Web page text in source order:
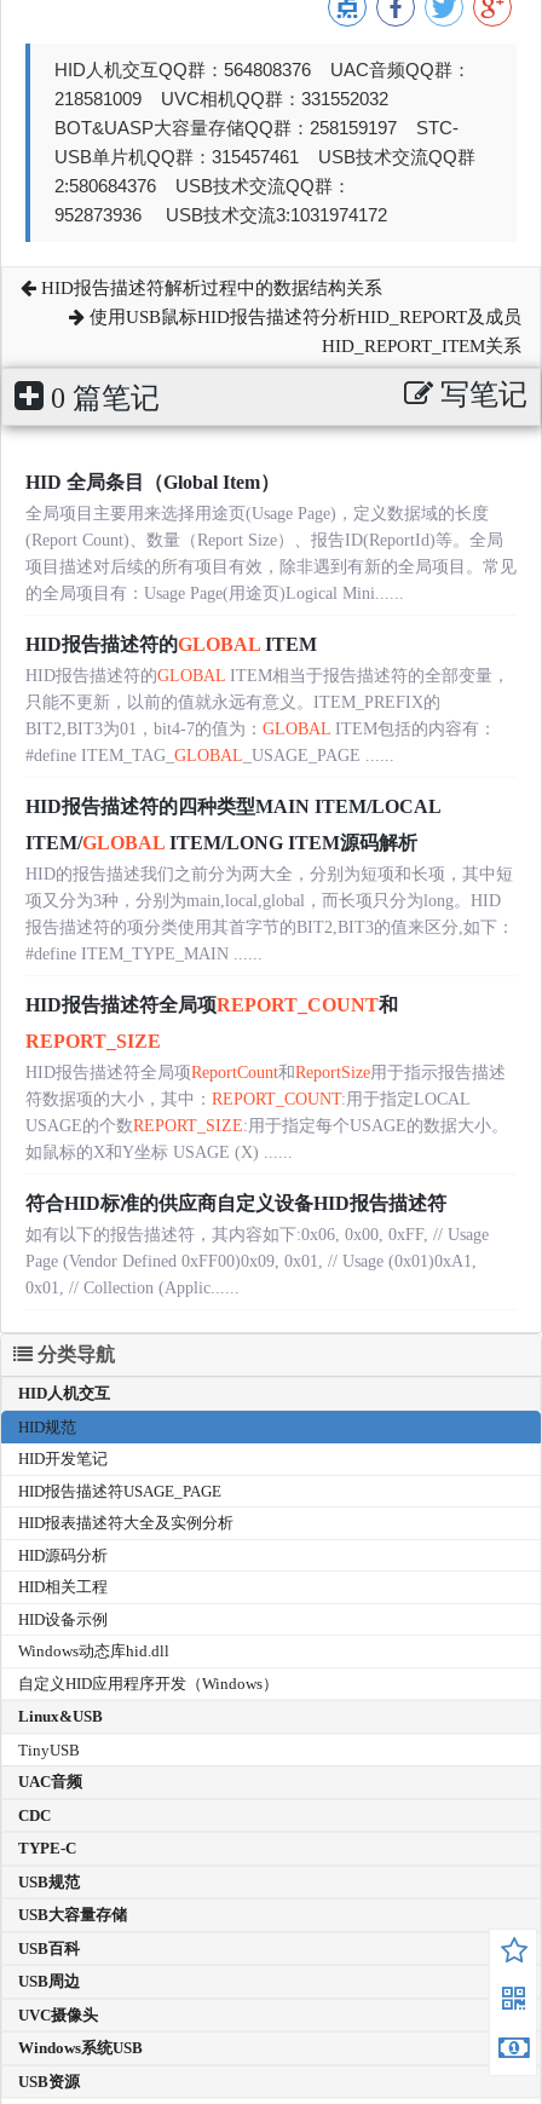
HID人机交互QQ群：564808376 UAC音频QQ群：
218581009 UVC相机QQ群：331552032
BOT&UASP大容量存储QQ群：258159197 STC-
USB单片机QQ群：315457461 USB技术交流QQ群
2:580684376 USB技术交流QQ群：
952873936 USB技术交流3:1031974172
HID报告描述符解析过程中的数据结构关系
使用USB鼠标HID报告描述符分析HID_REPORT及成员
HID_REPORT_ITEM关系
0 篇笔记 写笔记
HID 全局条目（Global Item）
全局项目主要用来选择用途页(Usage Page)，定义数据域的长度
(Report Count)、数量（Report Size）、报告ID(ReportId)等。全局
项目描述对后续的所有项目有效，除非遇到有新的全局项目。常见
的全局项目有：Usage Page(用途页)Logical Mini......
HID报告描述符的GLOBAL ITEM
HID报告描述符的GLOBAL ITEM相当于报告描述符的全部变量，
只能不更新，以前的值就永远有意义。ITEM_PREFIX的
BIT2,BIT3为01，bit4-7的值为： GLOBAL ITEM包括的内容有：
#define ITEM_TAG_ GLOBAL _USAGE_PAGE ......
HID报告描述符的四种类型MAIN ITEM/LOCAL
ITEM/GLOBAL ITEM/LONG ITEM源码解析
HID的报告描述我们之前分为两大全，分别为短项和长项，其中短
项又分为3种，分别为main,local,global，而长项只分为long。HID
报告描述符的项分类使用其首字节的BIT2,BIT3的值来区分,如下：
#define ITEM_TYPE_MAIN ......
HID报告描述符全局项REPORT_COUNT和
REPORT_SIZE
HID报告描述符全局项ReportCount和ReportSize用于指示报告描述
符数据项的大小，其中： REPORT_COUNT:用于指定LOCAL
USAGE的个数REPORT_SIZE:用于指定每个USAGE的数据大小。
如鼠标的X和Y坐标 USAGE (X) ......
符合HID标准的供应商自定义设备HID报告描述符
如有以下的报告描述符，其内容如下:0x06, 0x00, 0xFF, // Usage
Page (Vendor Defined 0xFF00)0x09, 0x01, // Usage (0x01)0xA1,
0x01, // Collection (Applic......
分类导航
HID人机交互
HID规范
HID开发笔记
HID报告描述符USAGE_PAGE
HID报表描述符大全及实例分析
HID源码分析
HID相关工程
HID设备示例
Windows动态库hid.dll
自定义HID应用程序开发（Windows）
Linux&USB
TinyUSB
UAC音频
CDC
TYPE-C
USB规范
USB大容量存储
USB百科
USB周边
UVC摄像头
Windows系统USB
USB资源